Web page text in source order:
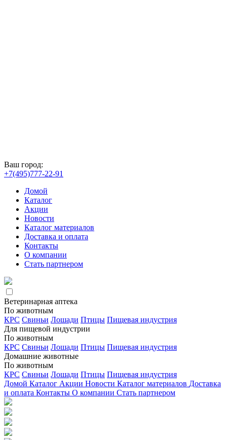
Ваш город:
+7(495)777-22-91
Домой
Каталог
Акции
Новости
Каталог материалов
Доставка и оплата
Контакты
О компании
Стать партнером
Ветеринарная аптека
По животным
КРС Свиньи Лошади Птицы Пищевая индустрия
Для пищевой индустрии
По животным
КРС Свиньи Лошади Птицы Пищевая индустрия
Домашние животные
По животным
КРС Свиньи Лошади Птицы Пищевая индустрия
Домой Каталог Акции Новости Каталог материалов Доставка
и оплата Контакты О компании Стать партнером